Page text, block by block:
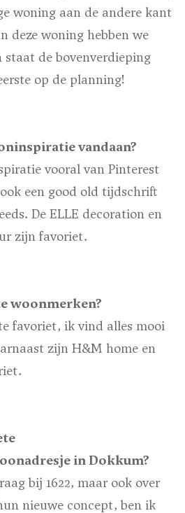
woning aan de andere kant
deze woning hebben we
staat de bovenverdieping
op de planning!
vandaan?
vooral van Pinterest
een good old tijdschrift
De ELLE decoration en
zijn favoriet.
woonmerken?
favoriet, ik vind alles mooi
zijn H&M home en
in Dokkum?
bij 1622, maar ook over
nieuwe concept, ben ik